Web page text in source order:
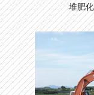
堆肥